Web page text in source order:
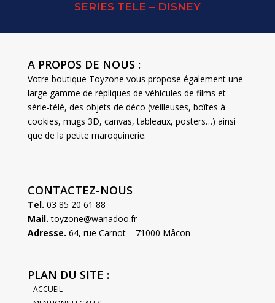
SERIES TELE – DISNEY
A PROPOS DE NOUS :
Votre boutique Toyzone vous propose également une
large gamme de répliques de véhicules de films et
série-télé, des objets de déco (veilleuses, boîtes à
cookies, mugs 3D, canvas, tableaux, posters…) ainsi
que de la petite maroquinerie.
CONTACTEZ-NOUS
Tel. 03 85 20 61 88
Mail. toyzone@wanadoo.fr
Adresse. 64, rue Carnot – 71000 Mâcon
PLAN DU SITE :
– ACCUEIL